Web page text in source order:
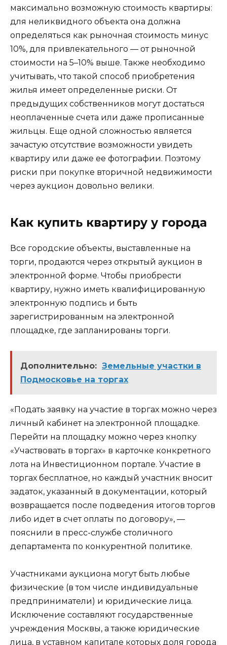
максимально возможную стоимость квартиры:
для неликвидного объекта она должна
определяться как рыночная стоимость минус
10%, для привлекательного — от рыночной
стоимости на 5–10% выше. Также необходимо
учитывать, что такой способ приобретения
жилья имеет определенные риски. От
предыдущих собственников могут достаться
неоплаченные счета или даже прописанные
жильцы. Еще одной сложностью является
зачастую отсутствие возможности увидеть
квартиру или даже ее фотографии. Поэтому
риски при покупке вторичной недвижимости
через аукцион довольно велики.
Как купить квартиру у города
Все городские объекты, выставленные на
торги, продаются через открытый аукцион в
электронной форме. Чтобы приобрести
квартиру, нужно иметь квалифицированную
электронную подпись и быть
зарегистрированным на электронной
площадке, где запланированы торги.
Дополнительно: Земельные участки в
Подмосковье на торгах
«Подать заявку на участие в торгах можно через
личный кабинет на электронной площадке.
Перейти на площадку можно через кнопку
«Участвовать в торгах» в карточке конкретного
лота на Инвестиционном портале. Участие в
торгах бесплатное, но каждый участник вносит
задаток, указанный в документации, который
возвращается после подведения итогов торгов
либо идет в счет оплаты по договору», —
пояснили в пресс-службе столичного
департамента по конкурентной политике.
Участниками аукциона могут быть любые
физические (в том числе индивидуальные
предприниматели) и юридические лица.
Исключение составляют государственные
учреждения Москвы, а также юридические
лица, в уставном капитале которых доля города